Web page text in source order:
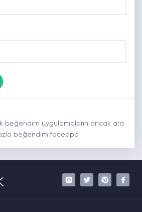
beğendim uygulamaların ancak ara
beğendim faceapp